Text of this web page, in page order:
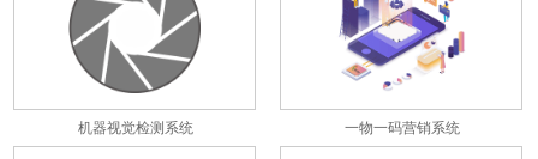
机器视觉检测系统 一物一码营销系统